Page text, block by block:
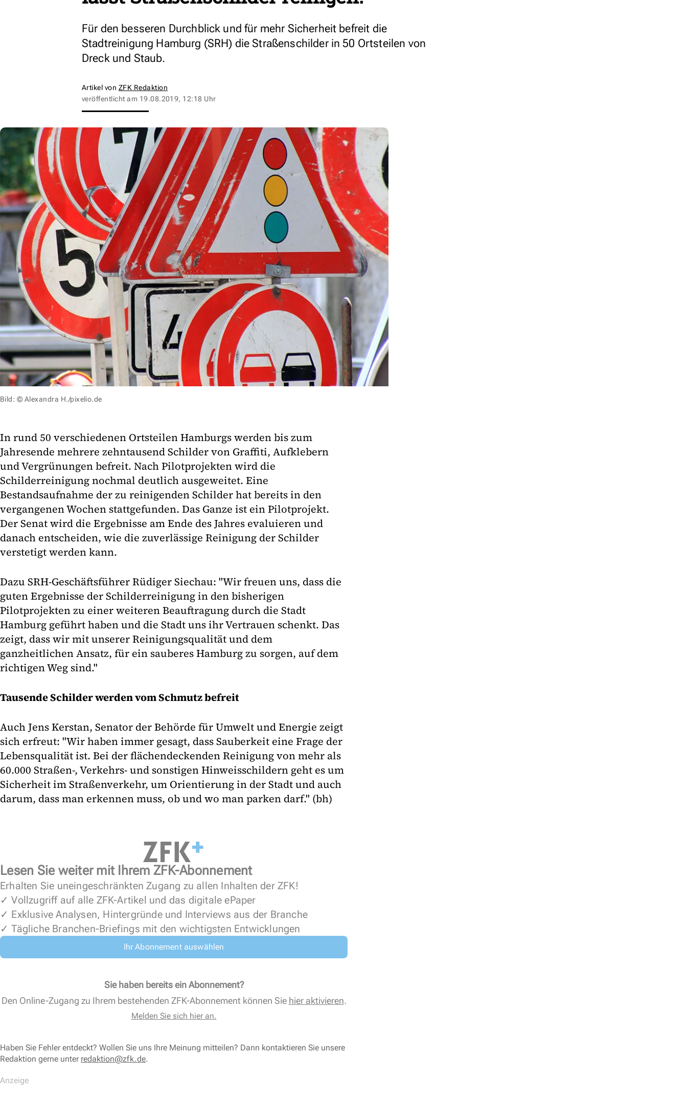
Für den besseren Durchblick und für mehr Sicherheit befreit die
Stadtreinigung Hamburg (SRH) die Straßenschilder in 50 Ortsteilen von
Dreck und Staub.
Artikel von ZFK Redaktion
veröffentlicht am 19.08.2019, 12:18 Uhr
Bild: © Alexandra H./pixelio.de
In rund 50 verschiedenen Ortsteilen Hamburgs werden bis zum
Jahresende mehrere zehntausend Schilder von Graffiti, Aufklebern
und Vergrünungen befreit. Nach Pilotprojekten wird die
Schilderreinigung nochmal deutlich ausgeweitet. Eine
Bestandsaufnahme der zu reinigenden Schilder hat bereits in den
vergangenen Wochen stattgefunden. Das Ganze ist ein Pilotprojekt.
Der Senat wird die Ergebnisse am Ende des Jahres evaluieren und
danach entscheiden, wie die zuverlässige Reinigung der Schilder
verstetigt werden kann.
Dazu SRH-Geschäftsführer Rüdiger Siechau: "Wir freuen uns, dass die
guten Ergebnisse der Schilderreinigung in den bisherigen
Pilotprojekten zu einer weiteren Beauftragung durch die Stadt
Hamburg geführt haben und die Stadt uns ihr Vertrauen schenkt. Das
zeigt, dass wir mit unserer Reinigungsqualität und dem
ganzheitlichen Ansatz, für ein sauberes Hamburg zu sorgen, auf dem
richtigen Weg sind."
Tausende Schilder werden vom Schmutz befreit
Auch Jens Kerstan, Senator der Behörde für Umwelt und Energie zeigt
sich erfreut: "Wir haben immer gesagt, dass Sauberkeit eine Frage der
Lebensqualität ist. Bei der flächendeckenden Reinigung von mehr als
60.000 Straßen-, Verkehrs- und sonstigen Hinweisschildern geht es um
Sicherheit im Straßenverkehr, um Orientierung in der Stadt und auch
darum, dass man erkennen muss, ob und wo man parken darf." (bh)
Lesen Sie weiter mit Ihrem ZFK-Abonnement
Erhalten Sie uneingeschränkten Zugang zu allen Inhalten der ZFK!
✓ Vollzugriff auf alle ZFK-Artikel und das digitale ePaper
✓ Exklusive Analysen, Hintergründe und Interviews aus der Branche
✓ Tägliche Branchen-Briefings mit den wichtigsten Entwicklungen
Ihr Abonnement auswählen
Sie haben bereits ein Abonnement?
Den Online-Zugang zu Ihrem bestehenden ZFK-Abonnement können Sie hier aktivieren.
Melden Sie sich hier an.
Haben Sie Fehler entdeckt? Wollen Sie uns Ihre Meinung mitteilen? Dann kontaktieren Sie unsere
Redaktion gerne unter redaktion@zfk.de.